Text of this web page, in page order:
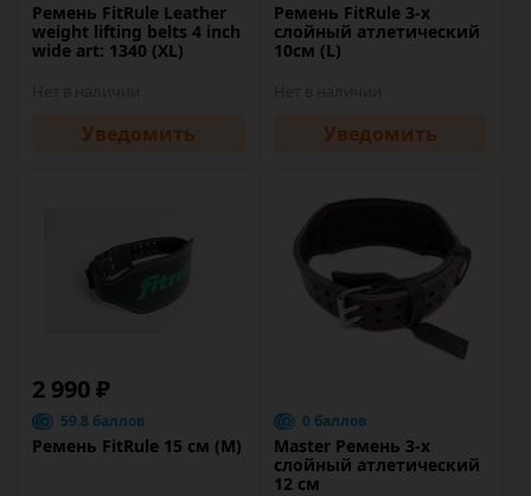
Ремень FitRule Leather
weight lifting belts 4 inch
wide art: 1340 (XL)
Уведомить
Ремень FitRule 3-х
слойный атлетический
10см (L)
Уведомить
2 990 ₽
59.8 баллов
Ремень FitRule 15 см (M)
0 баллов
Master Ремень 3-х
слойный атлетический
12 см